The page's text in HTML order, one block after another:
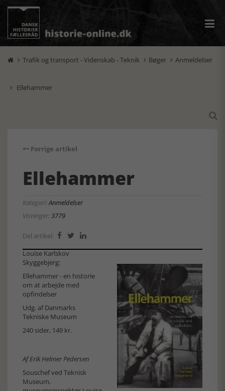
 Trafik og transport - Videnskab - Teknik  Bøger  Anmeldelser
 Ellehammer

Forrige artikel
Ellehammer
Kategori:Anmeldelser
Visninger:3779
Del artikel:   
Louise Karlskov
Skyggebjerg:
Ellehammer - en historie
om at arbejde med
opfindelser
Udg. afDanmarks
Tekniske Museum
240 sider, 149 kr.
Af Erik Helmer Pedersen
Souschef ved Teknisk
Museum,